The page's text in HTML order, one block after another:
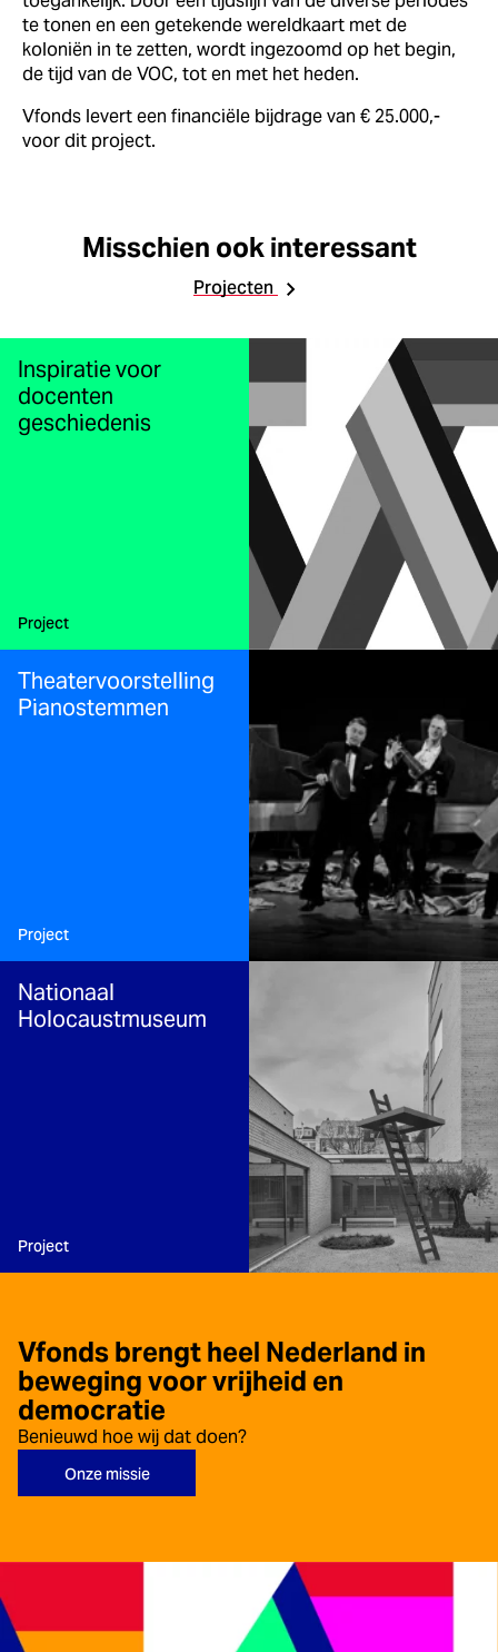
te tonen en een getekende wereldkaart met de
koloniën in te zetten, wordt ingezoomd op het begin,
de tijd van de VOC, tot en met het heden.
Vfonds levert een financiële bijdrage van € 25.000,-
voor dit project.
Misschien ook interessant
Projecten
Inspiratie voor
docenten
geschiedenis
Type:
Project
Theatervoorstelling
Pianostemmen
Type:
Project
Nationaal
Holocaustmuseum
Type:
Project
Vfonds brengt heel Nederland in
beweging voor vrijheid en
democratie
Benieuwd hoe wij dat doen?
Onze missie